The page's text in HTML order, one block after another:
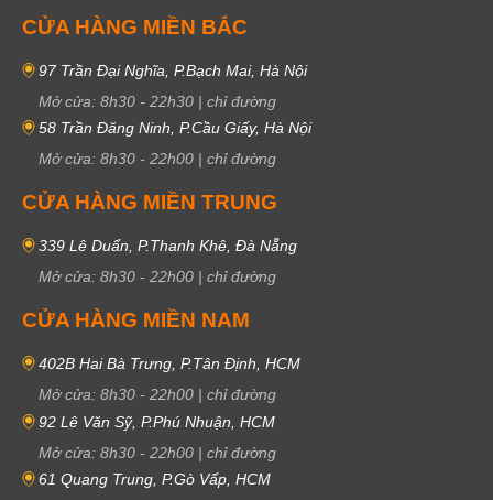
CỬA HÀNG MIỀN BẮC
97 Trần Đại Nghĩa, P.Bạch Mai, Hà Nội
Mở cửa: 8h30 - 22h30 | chỉ đường
58 Trần Đăng Ninh, P.Cầu Giấy, Hà Nội
Mở cửa: 8h30 - 22h00 | chỉ đường
CỬA HÀNG MIỀN TRUNG
339 Lê Duẩn, P.Thanh Khê, Đà Nẵng
Mở cửa: 8h30 - 22h00 | chỉ đường
CỬA HÀNG MIỀN NAM
402B Hai Bà Trưng, P.Tân Định, HCM
Mở cửa: 8h30 - 22h00 | chỉ đường
92 Lê Văn Sỹ, P.Phú Nhuận, HCM
Mở cửa: 8h30 - 22h00 | chỉ đường
61 Quang Trung, P.Gò Vấp, HCM